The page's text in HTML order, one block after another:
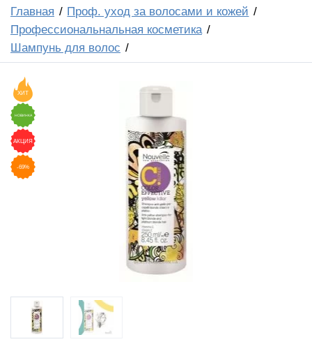
Главная
Проф. уход за волосами и кожей
Профессиональнальная косметика
Шампунь для волос
ХИТ
НОВИНКА
АКЦИЯ
-69%